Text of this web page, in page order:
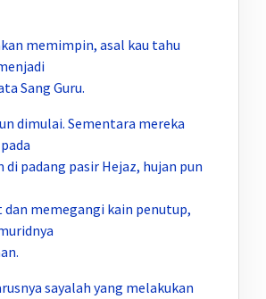
memimpin, asal kau tahu
Sang Guru.
dimulai. Sementara mereka
di padang pasir Hejaz, hujan pun
memegangi kain penutup,
sayalah yang melakukan